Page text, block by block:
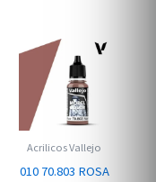
Acrilicos Vallejo
010 70.803 ROSA